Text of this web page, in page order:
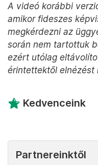
A videó korábbi
amikor fideszes
megkérdezni az
során nem tartottuk
ezért utólag
érintettektől elnézést
Kedvenceink
Partnereinktől